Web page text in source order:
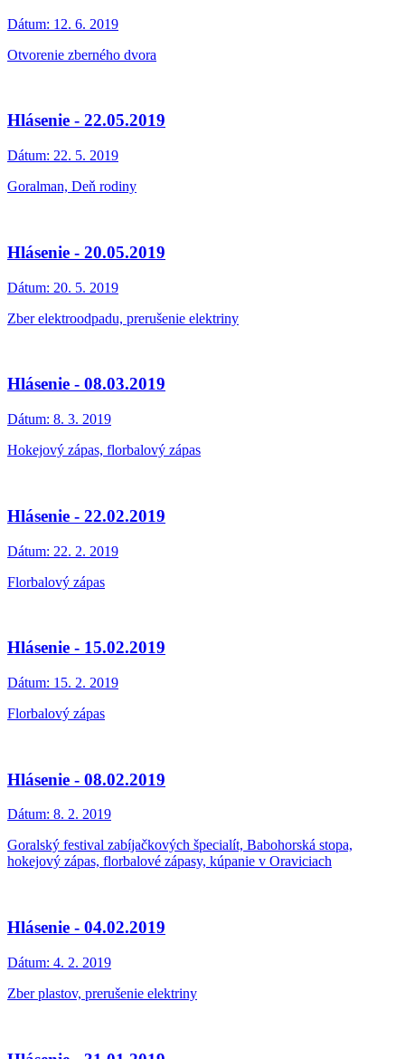
Dátum: 12. 6. 2019
Otvorenie zberného dvora
Hlásenie - 22.05.2019
Dátum: 22. 5. 2019
Goralman, Deň rodiny
Hlásenie - 20.05.2019
Dátum: 20. 5. 2019
Zber elektroodpadu, prerušenie elektriny
Hlásenie - 08.03.2019
Dátum: 8. 3. 2019
Hokejový zápas, florbalový zápas
Hlásenie - 22.02.2019
Dátum: 22. 2. 2019
Florbalový zápas
Hlásenie - 15.02.2019
Dátum: 15. 2. 2019
Florbalový zápas
Hlásenie - 08.02.2019
Dátum: 8. 2. 2019
Goralský festival zabíjačkových špecialít, Babohorská stopa,
hokejový zápas, florbalové zápasy, kúpanie v Oraviciach
Hlásenie - 04.02.2019
Dátum: 4. 2. 2019
Zber plastov, prerušenie elektriny